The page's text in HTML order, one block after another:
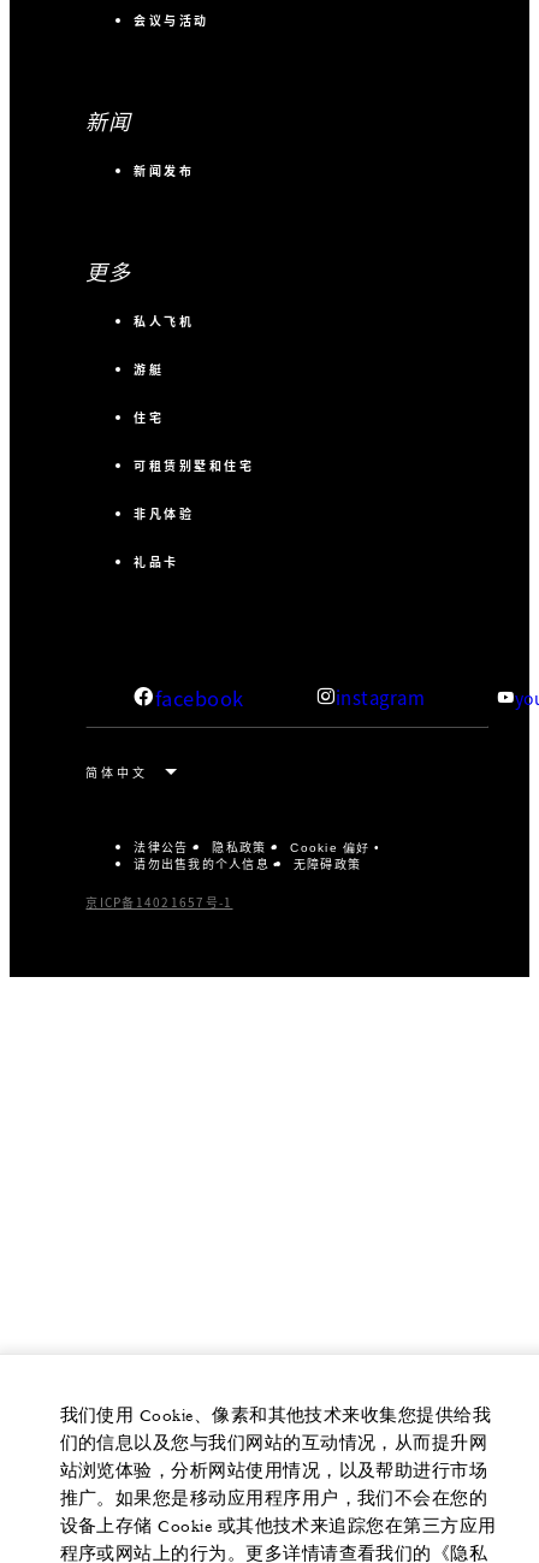
会议与活动
新闻
新闻发布
更多
私人飞机
游艇
住宅
可租赁别墅和住宅
非凡体验
礼品卡
facebook instagram
法律公告 隐私政策 Cookie 偏好
请勿出售我的个人信息 无障碍政策
京ICP备14021657号-1
我们使用 Cookie、像素和其他技术来收集您提供给我
们的信息以及您与我们网站的互动情况，从而提升网
站浏览体验，分析网站使用情况，以及帮助进行市场
推广。如果您是移动应用程序用户，我们不会在您的
设备上存储 Cookie 或其他技术来追踪您在第三方应用
程序或网站上的行为。更多详情请查看我们的《隐私